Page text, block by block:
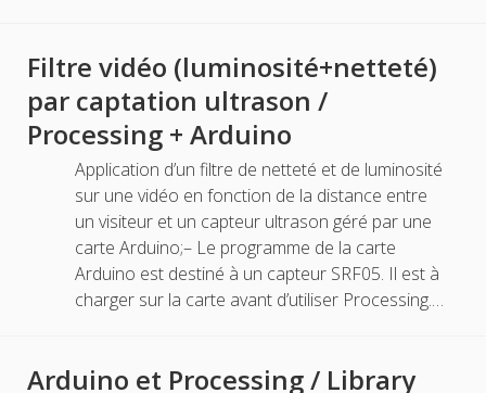
Filtre vidéo (luminosité+netteté)
par captation ultrason /
Processing + Arduino
Application d’un filtre de netteté et de luminosité
sur une vidéo en fonction de la distance entre
un visiteur et un capteur ultrason géré par une
carte Arduino;– Le programme de la carte
Arduino est destiné à un capteur SRF05. Il est à
charger sur la carte avant d’utiliser Processing.…
Arduino et Processing / Library